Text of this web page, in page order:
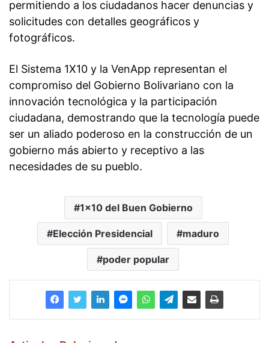
permitiendo a los ciudadanos hacer denuncias y
solicitudes con detalles geográficos y
fotográficos.
El Sistema 1X10 y la VenApp representan el
compromiso del Gobierno Bolivariano con la
innovación tecnológica y la participación
ciudadana, demostrando que la tecnología puede
ser un aliado poderoso en la construcción de un
gobierno más abierto y receptivo a las
necesidades de su pueblo.
1x10 del Buen Gobierno
Elección Presidencial maduro
poder popular